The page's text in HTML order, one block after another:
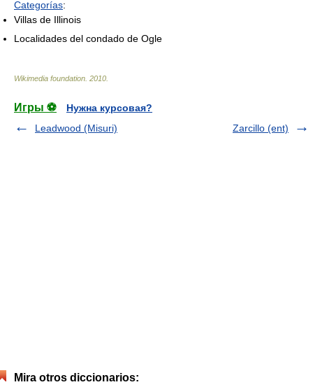
Categorías:
Villas de Illinois
Localidades del condado de Ogle
Wikimedia foundation 2010
Игры ⚽
Нужна курсовая?
Leadwood (Misuri)
Zarcillo (ent)
Mira otros diccionarios: